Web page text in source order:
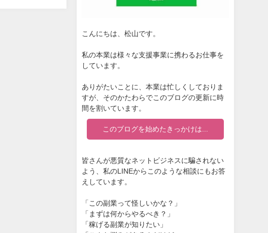
こんにちは、松山です。
私の本業は様々な支援事業に携わるお仕事を
しています。
ありがたいことに、本業は忙しくしておりま
すが、そのかたわらでこのブログの更新に時
間を割いています。
このブログを始めたきっかけは...
皆さんが悪質なネットビジネスに騙されない
よう、私のLINEからこのような相談にもお答
えしています。
「この副業って怪しいかな？」
「まずは何からやるべき？」
「稼げる副業が知りたい」